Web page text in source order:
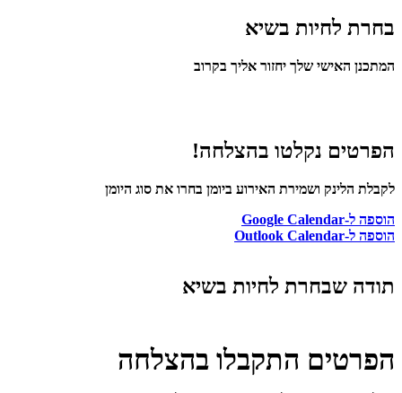
בחרת לחיות בשיא
המתכנן האישי שלך יחזור אליך בקרוב
הפרטים נקלטו בהצלחה!
לקבלת הלינק ושמירת האירוע ביומן בחרו את סוג היומן
הוספה ל-Google Calendar
הוספה ל-Outlook Calendar
תודה שבחרת לחיות בשיא
הפרטים התקבלו בהצלחה